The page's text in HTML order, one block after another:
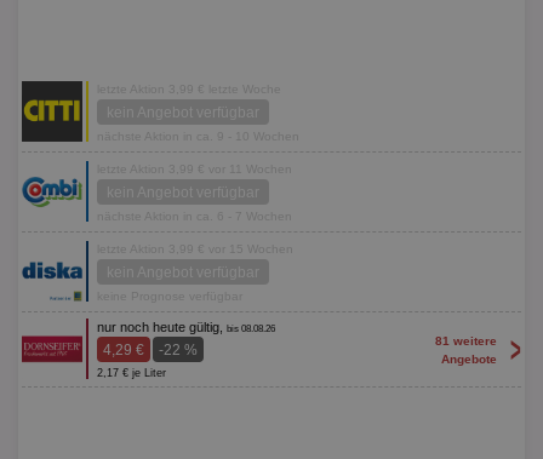
letzte Aktion 3,99 € letzte Woche
kein Angebot verfügbar
nächste Aktion in ca. 9 - 10 Wochen
letzte Aktion 3,99 € vor 11 Wochen
kein Angebot verfügbar
nächste Aktion in ca. 6 - 7 Wochen
letzte Aktion 3,99 € vor 15 Wochen
kein Angebot verfügbar
keine Prognose verfügbar
nur noch heute gültig, bis 08.08.26
4,29 € -22 %
2,17 € je Liter
81 weitere
Angebote
>